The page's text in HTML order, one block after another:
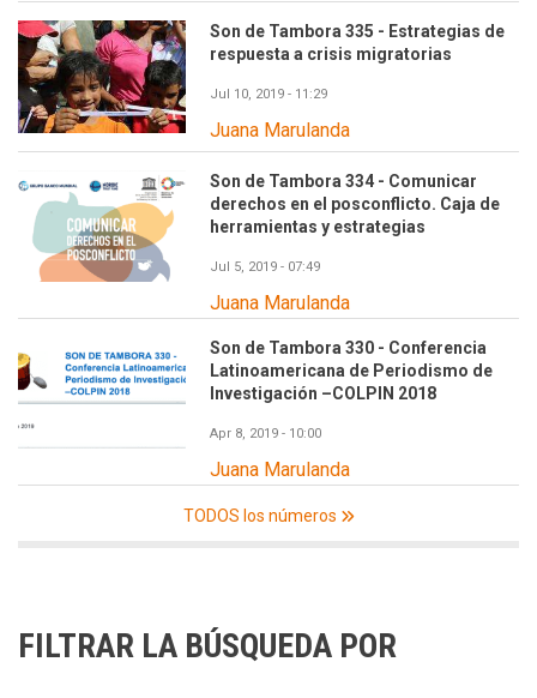
Son de Tambora 335 - Estrategias de
respuesta a crisis migratorias
Jul 10, 2019 - 11:29
Juana Marulanda
Son de Tambora 334 - Comunicar
derechos en el posconflicto. Caja de
herramientas y estrategias
Jul 5, 2019 - 07:49
Juana Marulanda
Son de Tambora 330 - Conferencia
Latinoamericana de Periodismo de
Investigación –COLPIN 2018
Apr 8, 2019 - 10:00
Juana Marulanda
TODOS los números
FILTRAR LA BÚSQUEDA POR